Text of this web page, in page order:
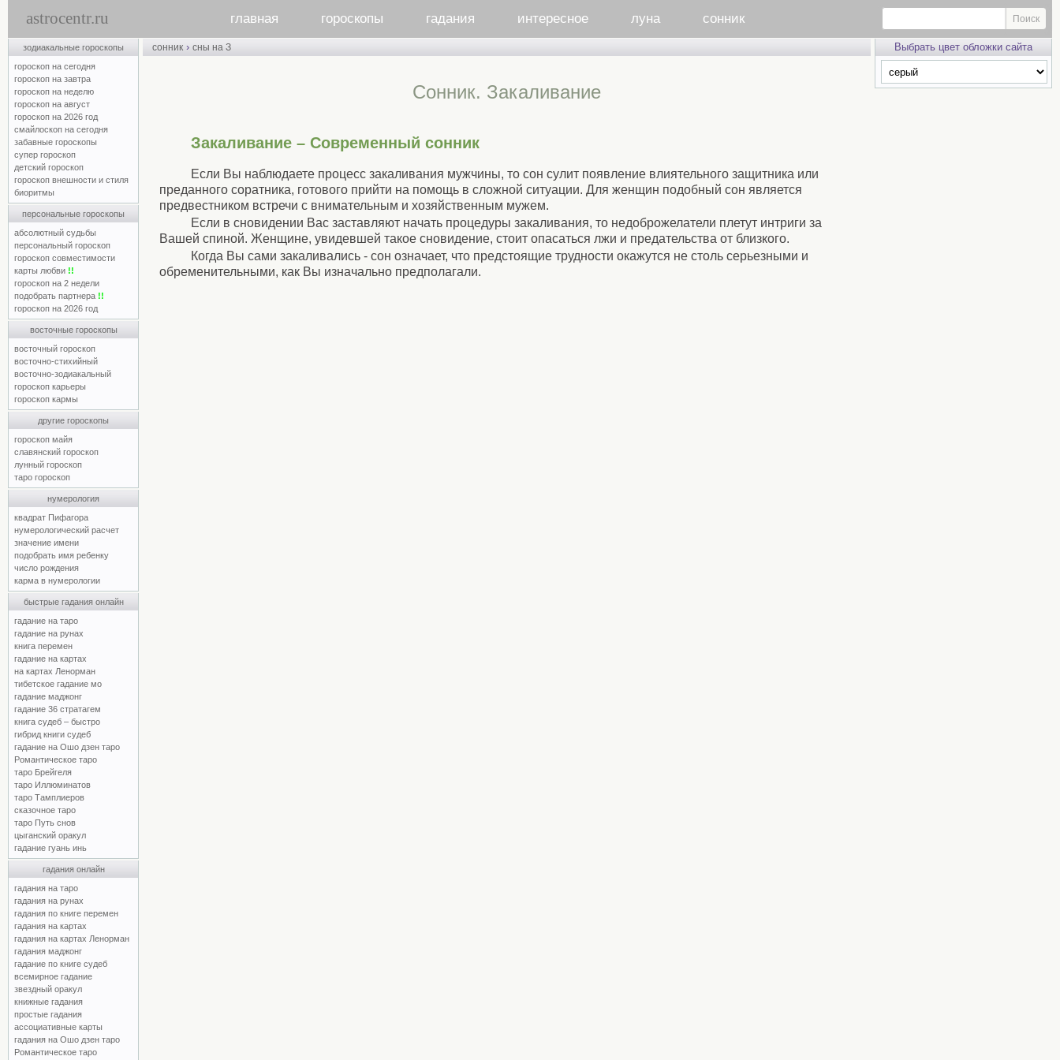
astrocentr.ru главная гороскопы гадания интересное луна сонник
зодиакальные гороскопы
гороскоп на сегодня
гороскоп на завтра
гороскоп на неделю
гороскоп на август
гороскоп на 2026 год
смайлоскоп на сегодня
забавные гороскопы
супер гороскоп
детский гороскоп
гороскоп внешности и стиля
биоритмы
персональные гороскопы
абсолютный судьбы
персональный гороскоп
гороскоп совместимости
карты любви !!
гороскоп на 2 недели
подобрать партнера !!
гороскоп на 2026 год
восточные гороскопы
восточный гороскоп
восточно-стихийный
восточно-зодиакальный
гороскоп карьеры
гороскоп кармы
другие гороскопы
гороскоп майя
славянский гороскоп
лунный гороскоп
таро гороскоп
нумерология
квадрат Пифагора
нумерологический расчет
значение имени
подобрать имя ребенку
число рождения
карма в нумерологии
быстрые гадания онлайн
гадание на таро
гадание на рунах
книга перемен
гадание на картах
на картах Ленорман
тибетское гадание мо
гадание маджонг
гадание 36 стратагем
книга судеб – быстро
гибрид книги судеб
гадание на Ошо дзен таро
Романтическое таро
таро Брейгеля
таро Иллюминатов
таро Тамплиеров
сказочное таро
таро Путь снов
цыганский оракул
гадание гуань инь
гадания онлайн
гадания на таро
гадания на рунах
гадания по книге перемен
гадания на картах
гадания на картах Ленорман
гадания маджонг
гадание по книге судеб
всемирное гадание
звездный оракул
книжные гадания
простые гадания
ассоциативные карты
гадания на Ошо дзен таро
Романтическое таро
сонник › сны на З
Cонник. Закаливание
Закаливание – Современный сонник
Если Вы наблюдаете процесс закаливания мужчины, то сон сулит появление влиятельного защитника или
преданного соратника, готового прийти на помощь в сложной ситуации. Для женщин подобный сон является
предвестником встречи с внимательным и хозяйственным мужем.
Если в сновидении Вас заставляют начать процедуры закаливания, то недоброжелатели плетут интриги за
Вашей спиной. Женщине, увидевшей такое сновидение, стоит опасаться лжи и предательства от близкого.
Когда Вы сами закаливались - сон означает, что предстоящие трудности окажутся не столь серьезными и
обременительными, как Вы изначально предполагали.
Выбрать цвет обложки сайта